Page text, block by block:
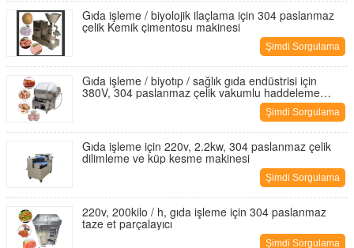
Gıda işleme / biyolojik ilaçlama için 304 paslanmaz
çelik Kemik çimentosu makinesi
Şimdi Sorgulama
Gıda işleme / biyotıp / sağlık gıda endüstrisi için
380V, 304 paslanmaz çelik vakumlu haddeleme
Şimdi Sorgulama
Gıda işleme için 220v, 2.2kw, 304 paslanmaz çelik
dilimleme ve küp kesme makinesi
Şimdi Sorgulama
220v, 200kilo / h, gıda işleme için 304 paslanmaz
taze et parçalayıcı
Şimdi Sorgulama